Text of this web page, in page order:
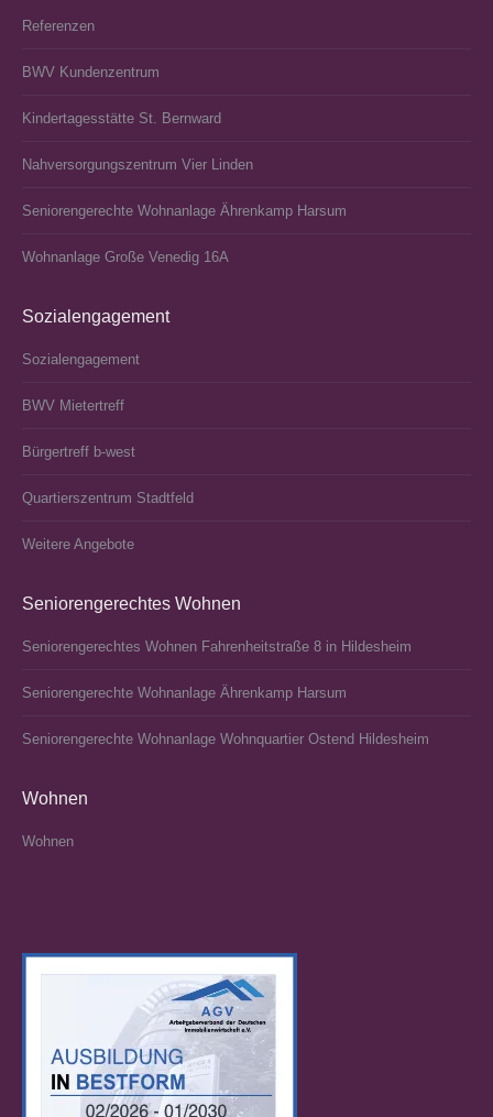
Referenzen
BWV Kundenzentrum
Kindertagesstätte St. Bernward
Nahversorgungszentrum Vier Linden
Seniorengerechte Wohnanlage Ährenkamp Harsum
Wohnanlage Große Venedig 16A
Sozialengagement
Sozialengagement
BWV Mietertreff
Bürgertreff b‑west
Quartierszentrum Stadtfeld
Weitere Angebote
Seniorengerechtes Wohnen
Seniorengerechtes Wohnen Fahrenheitstraße 8 in Hildesheim
Seniorengerechte Wohnanlage Ährenkamp Harsum
Seniorengerechte Wohnanlage Wohnquartier Ostend Hildesheim
Wohnen
Wohnen